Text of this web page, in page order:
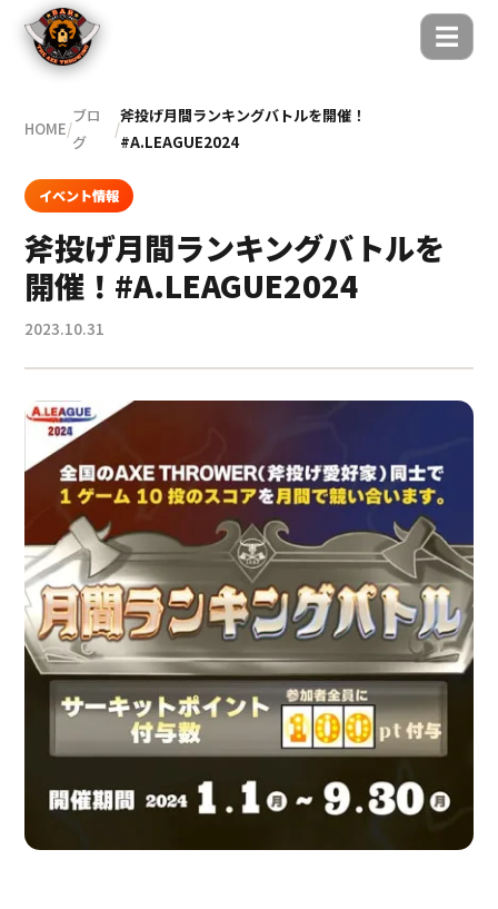
☰
HOME/
ブロ
グ
/
斧投げ月間ランキングバトルを開催！
#A.LEAGUE2024
イベント情報
斧投げ月間ランキングバトルを
開催！#A.LEAGUE2024
2023.10.31